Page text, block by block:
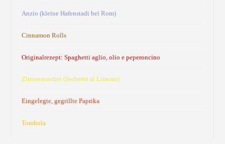
Anzio (kleine Hafenstadt bei Rom)
Cinnamon Rolls
Originalrezept: Spaghetti aglio, olio e peperoncino
Zitronensorbet (Sorbetto al Limone)
Eingelegte, gegrillte Paprika
Tombola